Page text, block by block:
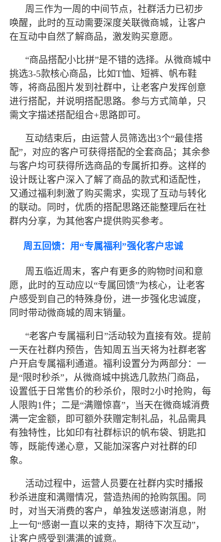
周三作为一周的中间节点，社群活力已初步
唤醒，此时的互动需要深度关联微商城，让客户
在互动中自然了解商品，激发购买意愿。
“商品搭配小比拼”是不错的选择。从微商城中
挑选3-5款核心商品，比如T恤、短裤、帆布鞋
等，将商品图片发到社群中，让老客户发挥创意
进行搭配，并说明搭配思路。参与方式简单，只
需文字描述搭配组合+思路即可。
互动结束后，由运营人员筛选出3个“最佳搭
配”，对应的客户可获得搭配的全套商品；其余参
与客户均可获得所选商品的专属折扣券。这样的
设计既让客户深入了解了商品的款式和适配性，
又通过福利刺激了购买需求，实现了互动与转化
的联动。同时，优质的搭配思路还能整理后在社
群内分享，为其他客户提供购买参考。
周五回馈：用“专属福利”强化客户忠诚
周五临近周末，客户有更多的购物时间和意
愿，此时的互动应以“专属回馈”为核心，让老客
户感受到自己的特殊身份，进一步强化忠诚度，
同时带动微商城的周末销量。
“老客户专属福利日”活动较为直接有效。提前
一天在社群内预告，告知周五当天将为社群老客
户开启专属福利通道。福利设置分为两部分：一
是“限时秒杀”，从微商城中挑选几款热门商品，
设置低于日常售价的秒杀价，限时2小时抢购，每
人限购1件；二是“满赠惊喜”，当天在微商城消费
满一定金额，即可额外获赠定制礼品，礼品需具
有独特性，比如印有社群标识的帆布袋、钥匙扣
等，既能传递心意，又能加深客户对社群的印
象。
活动过程中，运营人员要在社群内实时播报
秒杀进度和满赠情况，营造热闹的抢购氛围。同
时，对当天消费的客户，单独发送感谢消息，附
上一句“感谢一直以来的支持，期待下次互动”，
让客户感受到满满的诚意。